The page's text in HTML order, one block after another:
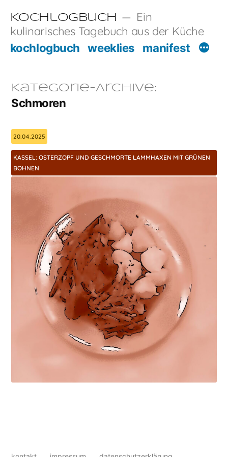
Inhalt
springen
Kochlogbuch
Ein
kulinarisches Tagebuch aus der Küche
kochlogbuch weeklies manifest
Kategorie-Archive:
Schmoren
20.04.2025
KASSEL: OSTERZOPF UND GESCHMORTE LAMMHAXEN MIT GRÜNEN
BOHNEN